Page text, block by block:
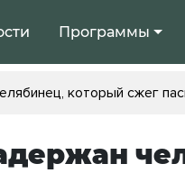
Программы
который сжег